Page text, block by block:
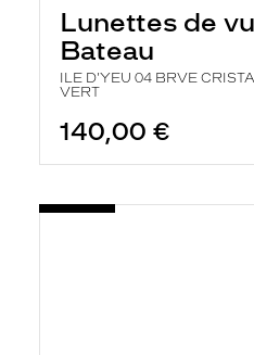
Lunettes de
Bateau
ILE D'YEU 04 BRVE
VERT
140,00 €